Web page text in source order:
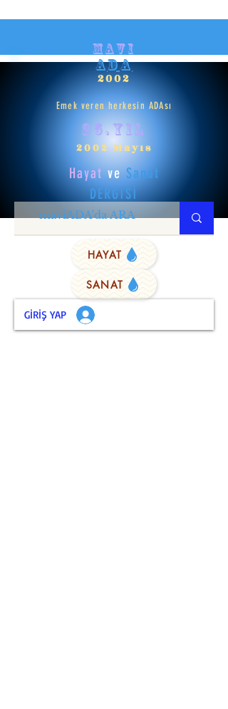
mavi
ADA
2002
Emek veren herkesin ADAsı
25.yıl
2002 Mayıs
HayatveSanat
DERGİSİ
HAYAT
SANAT
GİRİŞ YAP